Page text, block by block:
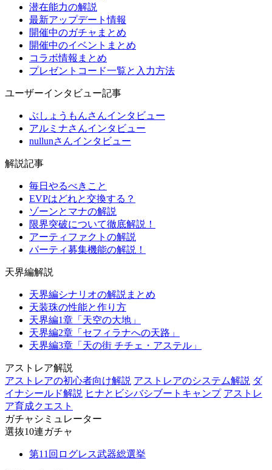
潜在能力の解説
最新アップデート情報
開催中のガチャまとめ
開催中のイベントまとめ
コラボ情報まとめ
プレゼントコード一覧と入力方法
ユーザーインタビュー記事
ぶしょうもんさんインタビュー
アルミナさんインタビュー
nullunさんインタビュー
解説記事
毎日やるべきこと
EVPはどれと交換する？
ゾーンとマナの解説
限界突破について徹底解説！
アーティファクトの解説
パーティ募集機能の解説！
天界編解説
天界編シナリオの解説まとめ
天装珠の性能と作り方
天界編1章「天空の大地」
天界編2章「セフィラナへの天路」
天界編3章「天の街 チチェ・アステル」
アストレア解説
アストレアの初心者向け解説 アストレアのシステム解説 ダ
イナシールド解説 ヒナとビシバシブートキャンプ アストレ
ア育成クエスト
ガチャシミュレーター
選抜10連ガチャ
第11回ログレス武器総選挙